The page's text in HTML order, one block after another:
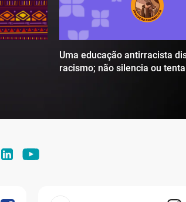
Uma educação antirracista
racismo; não silencia ou